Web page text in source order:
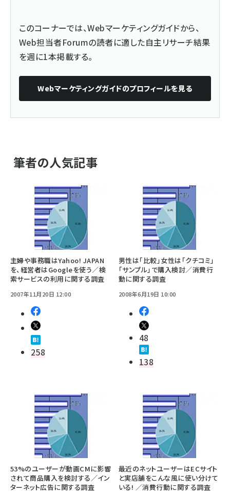
このコーナーでは、Webマーケティングガイドから、
Web担当者Forumの読者に適した自主リサーチ結果
を週に1本掲載する。
Webマーケティングガイドのプロフィールを見る
筆者の人気記事
主婦や事務職はYahoo! JAPAN
を、経営者はGoogleを使う／検
索サービスの利用に関する調査
2007年11月20日 12:00
258
男性は「比較」女性は「クチコミ」
「サンプル」で購入検討／消費行
動に関する調査
2008年6月19日 10:00
48
138
53%のユーザーが動画CMに影響
されて商品購入を検討する／イン
ターネット広告に関する調査
最近のネットユーザーはECサイト
と実店舗をこんな風に使い分けて
いる! ／消費行動に関する調査